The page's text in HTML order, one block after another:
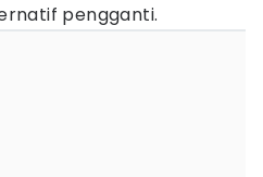
pengganti.